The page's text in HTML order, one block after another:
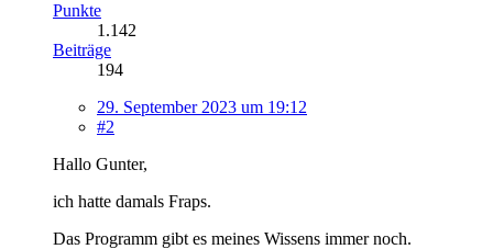
Punkte
1.142
Beiträge
194
29. September 2023 um 19:12
#2
Hallo Gunter,
ich hatte damals Fraps.
Das Programm gibt es meines Wissens immer noch.